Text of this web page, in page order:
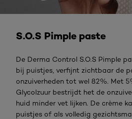
S.O.S Pimple paste
De Derma Control S.O.S Pimple
bij puistjes, verfijnt zichtbaar de
onzuiverheden tot wel 82%. Met
Glycolzuur bestrijdt het de
huid minder vet lijken. De crème
puistjes of als volledig